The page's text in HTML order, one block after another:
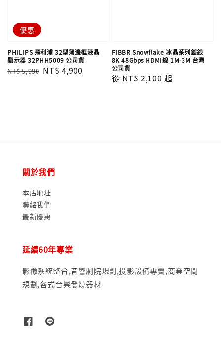
優惠
PHILIPS 飛利浦 32型薄邊框液晶
顯示器 32PHH5009 公司貨
Regular
NT$ 5,990 Sale
NT$ 4,900
FIBBR Snowflake 冰晶系列鍍銀
8K 48Gbps HDMI線 1M-3M 台灣
公司貨
Regular
從 NT$ 2,100 起
關於我們
本店地址
聯絡我們
最新優惠
延續60年專業
影像系統整合,音響劇院規劃,投影設備專賣,商業空間
規劃,各式音樂發燒器材